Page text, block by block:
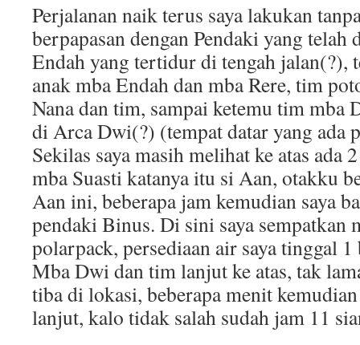
Perjalanan naik terus saya lakukan
berpapasan dengan Pendaki yang telah
Endah yang tertidur di tengah jalan(?),
anak mba Endah dan mba Rere, tim
Nana dan tim, sampai ketemu tim mba
di Arca Dwi(?) (tempat datar yang ada
Sekilas saya masih melihat ke atas ada
mba Suasti katanya itu si Aan, otakku
Aan ini, beberapa jam kemudian saya
pendaki Binus. Di sini saya sempatkan
polarpack, persediaan air saya tinggal
Mba Dwi dan tim lanjut ke atas, tak
tiba di lokasi, beberapa menit
lanjut, kalo tidak salah sudah jam 11